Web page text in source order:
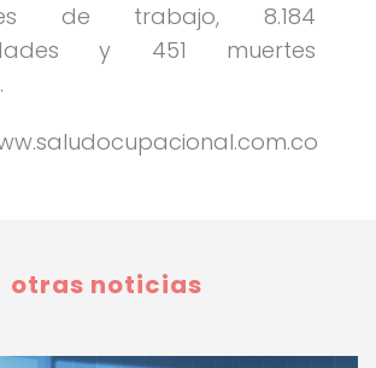
de trabajo, 8.184
y 451 muertes
otras noticias